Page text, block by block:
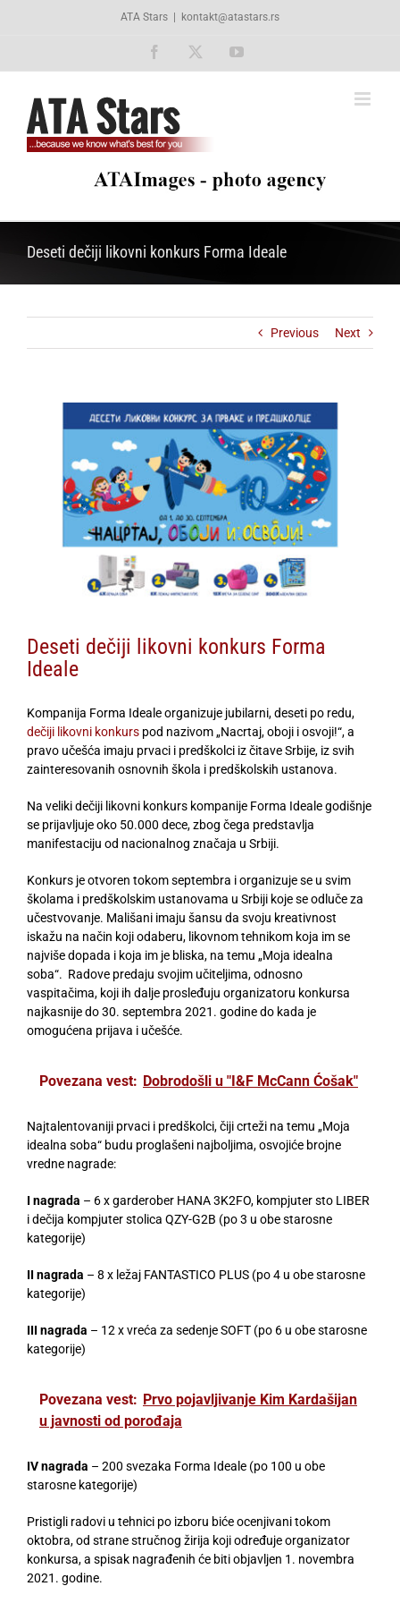
ATA Stars kontakt@atastars.rs
Facebook YouTube
Deseti dečiji likovni konkurs Forma Ideale
Previous Next
Deseti dečiji likovni konkurs Forma
Ideale
Kompanija Forma Ideale organizuje jubilarni, deseti po redu,
dečiji likovni konkurs pod nazivom „Nacrtaj, oboji i osvoji!“, a
pravo učešća imaju prvaci i predškolci iz čitave Srbije, iz svih
zainteresovanih osnovnih škola i predškolskih ustanova.
Na veliki dečiji likovni konkurs kompanije Forma Ideale godišnje
se prijavljuje oko 50.000 dece, zbog čega predstavlja
manifestaciju od nacionalnog značaja u Srbiji.
Konkurs je otvoren tokom septembra i organizuje se u svim
školama i predškolskim ustanovama u Srbiji koje se odluče za
učestvovanje. Mališani imaju šansu da svoju kreativnost
iskažu na način koji odaberu, likovnom tehnikom koja im se
najviše dopada i koja im je bliska, na temu „Moja idealna
soba“. Radove predaju svojim učiteljima, odnosno
vaspitačima, koji ih dalje prosleđuju organizatoru konkursa
najkasnije do 30. septembra 2021. godine do kada je
omogućena prijava i učešće.
Povezana vest: Dobrodošli u "I&F McCann Ćošak"
Najtalentovaniji prvaci i predškolci, čiji crteži na temu „Moja
idealna soba“ budu proglašeni najboljima, osvojiće brojne
vredne nagrade:
I nagrada – 6 x garderober HANA 3K2FO, kompjuter sto LIBER
i dečija kompjuter stolica QZY-G2B (po 3 u obe starosne
kategorije)
II nagrada – 8 x ležaj FANTASTICO PLUS (po 4 u obe starosne
kategorije)
III nagrada – 12 x vreća za sedenje SOFT (po 6 u obe starosne
kategorije)
Povezana vest: Prvo pojavljivanje Kim Kardašijan
u javnosti od porođaja
IV nagrada – 200 svezaka Forma Ideale (po 100 u obe
starosne kategorije)
Pristigli radovi u tehnici po izboru biće ocenjivani tokom
oktobra, od strane stručnog žirija koji određuje organizator
konkursa, a spisak nagrađenih će biti objavljen 1. novembra
2021. godine.